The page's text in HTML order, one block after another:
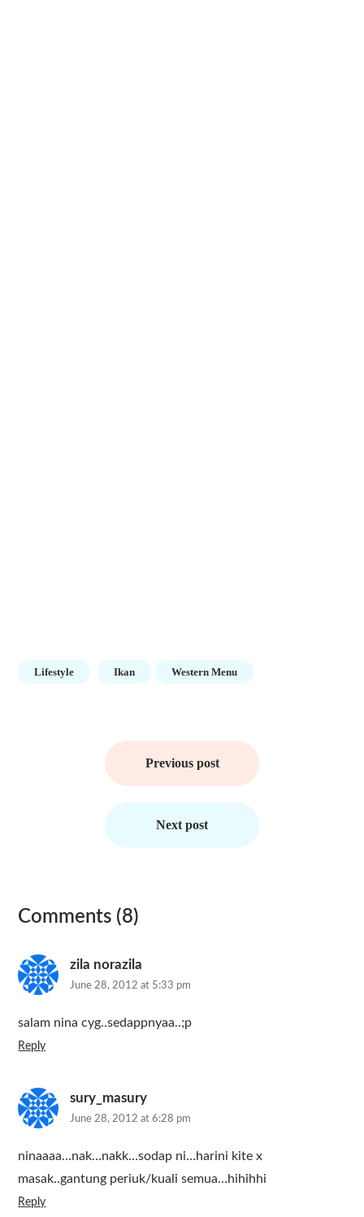
Lifestyle Ikan Western Menu
Previous post
Next post
Comments (8)
zila norazila
June 28, 2012 at 5:33 pm
salam nina cyg..sedappnyaa..;p
Reply
sury_masury
June 28, 2012 at 6:28 pm
ninaaaa…nak…nakk…sodap ni…harini kite x
masak..gantung periuk/kuali semua…hihihhi
Reply